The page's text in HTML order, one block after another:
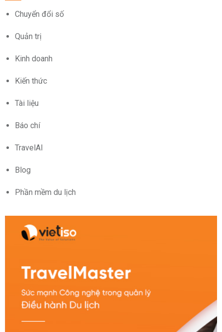
Chuyển đổi số
Quản trị
Kinh doanh
Kiến thức
Tài liệu
Báo chí
TravelAI
Blog
Phần mềm du lịch